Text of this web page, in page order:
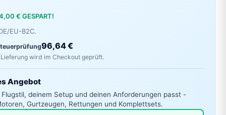
€ GESPART!
EU-B2C.
96,64 €
wird im Checkout geprüft.
Angebot
deinem Setup und deinen Anforderungen passt -
Gurtzeugen, Rettungen und Komplettsets.